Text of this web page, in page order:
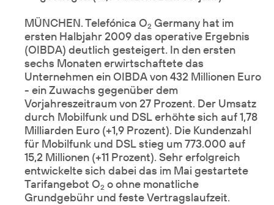
MÜNCHEN. Telefónica O2 Germany hat im
ersten Halbjahr 2009 das operative Ergebnis
(OIBDA) deutlich gesteigert. In den ersten
sechs Monaten erwirtschaftete das
Unternehmen ein OIBDA von 432 Millionen Euro
- ein Zuwachs gegenüber dem
Vorjahreszeitraum von 27 Prozent. Der Umsatz
durch Mobilfunk und DSL erhöhte sich auf 1,78
Milliarden Euro (+1,9 Prozent). Die Kundenzahl
für Mobilfunk und DSL stieg um 773.000 auf
15,2 Millionen (+11 Prozent). Sehr erfolgreich
entwickelte sich dabei das im Mai gestartete
Tarifangebot O2 o ohne monatliche
Grundgebühr und feste Vertragslaufzeit.